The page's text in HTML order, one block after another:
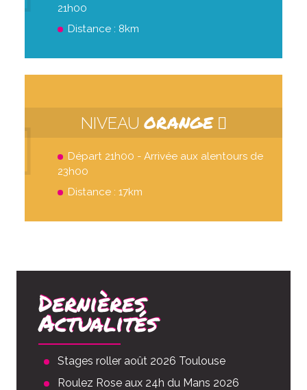
21h00
Distance : 8km
NIVEAU ORANGE
Départ 21h00 - Arrivée aux alentours de
23h00
Distance : 17km
Dernières
Actualités
Stages roller août 2026 Toulouse
Roulez Rose aux 24h du Mans 2026